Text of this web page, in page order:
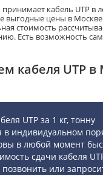
кабель UTP в
выгодные цены в
стоимость
Есть возможность
кабеля UTP в
UTP за 1 кг, тонну
в индивидуальном
в любой момент
сдачи кабеля
или